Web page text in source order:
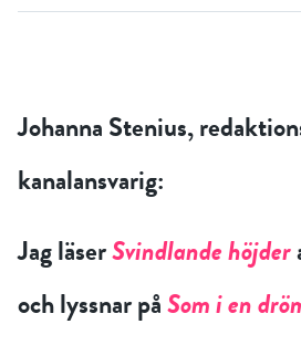
Johanna Stenius,
kanalansvarig:
Jag läserSvindlande höjder
och lyssnar påSom i en